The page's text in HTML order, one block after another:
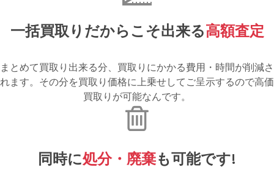
一括買取りだからこそ出来る高額査定
まとめて買取り出来る分、買取りにかかる費用・時間が削減さ
れます。その分を買取り価格に上乗せしてご呈示するので高価
買取りが可能なんです。
同時に処分・廃棄も可能です!